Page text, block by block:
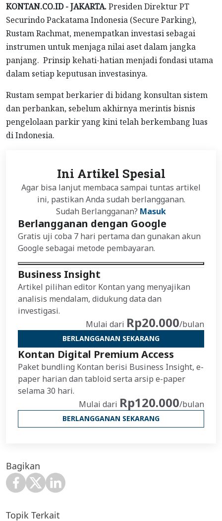
KONTAN.CO.ID - JAKARTA.Presiden Direktur PT
Securindo Packatama Indonesia (Secure Parking),
Rustam Rachmat, menempatkan investasi sebagai
instrumen untuk menjaga nilai aset dalam jangka
panjang. Prinsip kehati-hatian menjadi fondasi utama
dalam setiap keputusan investasinya.
Rustam sempat berkarier di bidang konsultan sistem
dan perbankan, sebelum akhirnya merintis bisnis
pengelolaan parkir yang kini telah berkembang luas
di Indonesia.
Ini Artikel Spesial
Agar bisa lanjut membaca sampai tuntas artikel
ini, pastikan Anda sudah berlangganan.
Sudah Berlangganan? Masuk
Berlangganan dengan Google
Gratis uji coba 7 hari pertama dan gunakan akun
Google sebagai metode pembayaran.
Business Insight
Artikel pilihan editor Kontan yang menyajikan
analisis mendalam, didukung data dan
investigasi.
Mulai dari Rp20.000/bulan
BERLANGGANAN SEKARANG
Kontan Digital Premium Access
Paket bundling Kontan berisi Business Insight, e-
paper harian dan tabloid serta arsip e-paper
selama 30 hari.
Mulai dari Rp120.000/bulan
BERLANGGANAN SEKARANG
Bagikan
Topik Terkait